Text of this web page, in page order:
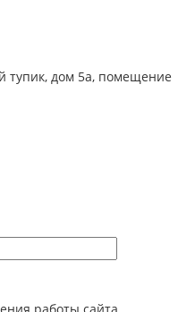
тупик, дом 5а, помещение